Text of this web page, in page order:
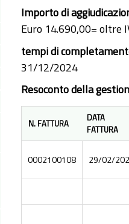
Importo di
Euro 14.690,00= oltre
tempi di
31/12/2024
Resoconto della
N. FATTURA
DATA
FATTURA
0002100108 29/02/